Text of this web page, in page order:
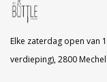
Elke zaterdag open van
verdieping), 2800